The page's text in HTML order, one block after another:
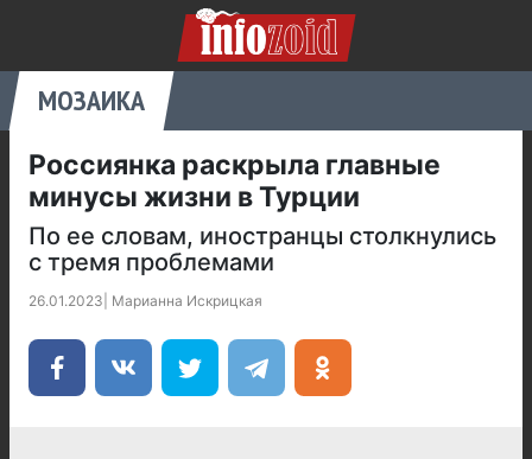
МОЗАИКА
Россиянка раскрыла главные
минусы жизни в Турции
По ее словам, иностранцы столкнулись
с тремя проблемами
26.01.2023 Марианна Искрицкая